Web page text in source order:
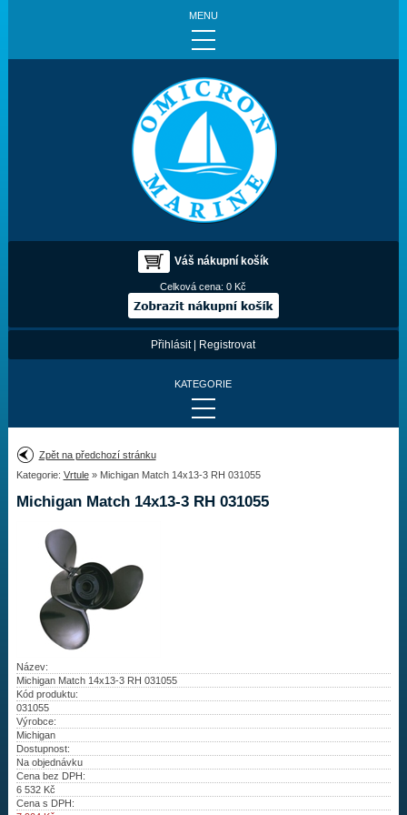
MENU
Váš nákupní košík
Celková cena:0 Kč
Přihlásit| Registrovat
KATEGORIE
Provedení:
Výrobce:
Drážky na hřídeli:
Najít vrtuli
Vrtule
Redukční pouzdra XHS
Kontakty
Aktuality
Zpět na předchozí stránku
Kategorie: Vrtule» Michigan Match 14x13-3 RH 031055
Michigan Match 14x13-3 RH 031055
Název:
Michigan Match 14x13-3 RH 031055
Kód produktu:
031055
Výrobce:
Michigan
Dostupnost:
Na objednávku
Cena bez DPH:
6 532Kč
Cena s DPH: